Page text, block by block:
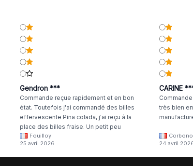
Gendron ***
Commande reçue rapidement et en bon
état. Toutefois j'ai commandé des billes
effervescente Pina colada, j'ai reçu à la
place des billes fraise. Un petit peu
dommage
Fouilloy
25 avril 2026
CARINE
très bien
24 avril